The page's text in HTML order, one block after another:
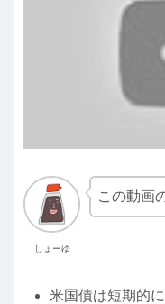
しょーゆ
この動画
米国債は短期的